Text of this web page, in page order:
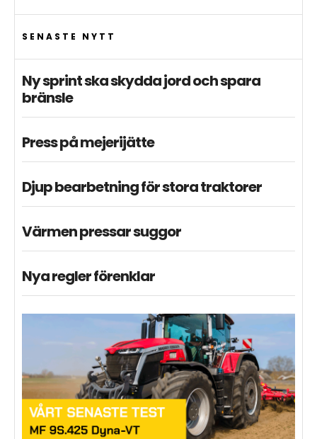
SENASTE NYTT
Ny sprint ska skydda jord och spara
bränsle
Press på mejerijätte
Djup bearbetning för stora traktorer
Värmen pressar suggor
Nya regler förenklar